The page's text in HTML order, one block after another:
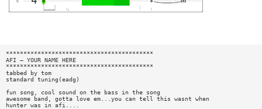
******************************************
AFI — YOUR NAME HERE
******************************************
tabbed by tom
standard tuning(eadg)
fun song, cool sound on the bass in the song
awesome band, gotta love em...you can tell this wasnt when
hunter was in afi....